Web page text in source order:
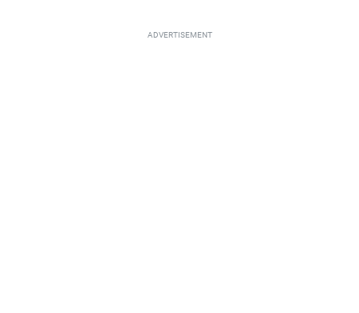
ADVERTISEMENT